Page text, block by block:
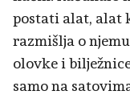
postati alat, alat
razmišlja o
olovke i
samo na